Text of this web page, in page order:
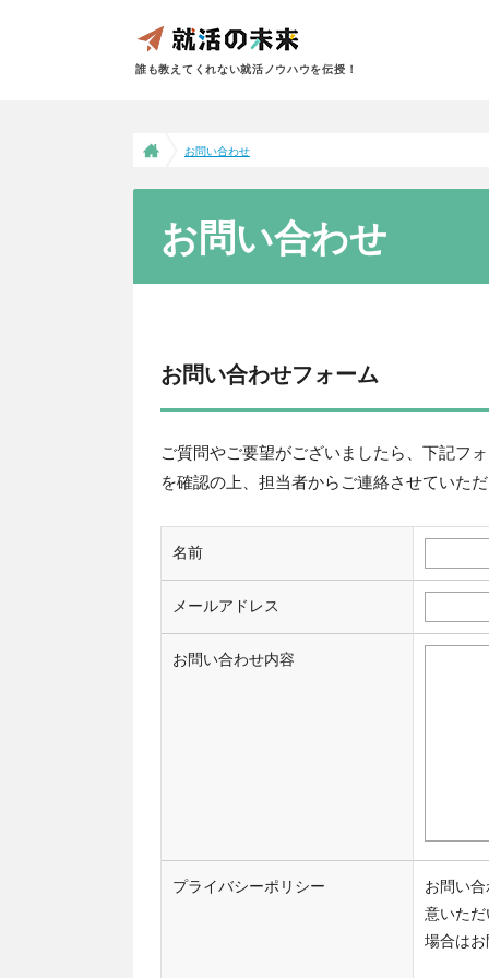
誰も教えてくれない就活ノウハウを伝授！
お問い合わせ
お問い合わせ
お問い合わせフォーム
ご質問やご要望がございましたら、下記フ
を確認の上、担当者からご連絡させていた
名前
メールアドレス
お問い合わせ内容
プライバシーポリシー
お問い
意いた
場合は